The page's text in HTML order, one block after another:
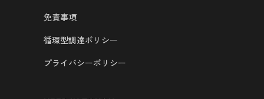
免責事項
循環型調達ポリシー
プライバシーポリシー